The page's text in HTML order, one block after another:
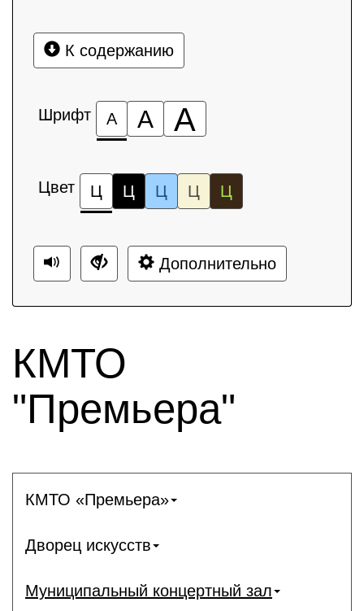
К содержанию
Шрифт А А А
Цвет Ц Ц Ц Ц Ц
Дополнительно
КМТО
"Премьера"
КМТО «Премьера»
Дворец искусств
Муниципальный концертный зал